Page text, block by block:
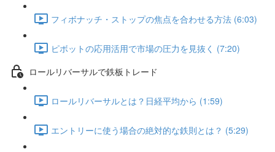
フィボナッチ・ストップの焦点を合わせる方法 (6:03)
ピボットの応用活用で市場の圧力を見抜く (7:20)
ロールリバーサルで鉄板トレード
ロールリバーサルとは？日経平均から (1:59)
エントリーに使う場合の絶対的な鉄則とは？ (5:29)